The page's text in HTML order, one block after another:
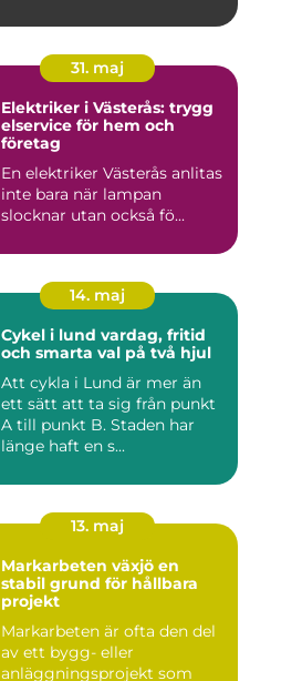
31. maj
Elektriker i Västerås: trygg
elservice för hem och
företag
En elektriker Västerås anlitas
inte bara när lampan
slocknar utan också fö...
14. maj
Cykel i lund vardag, fritid
och smarta val på två hjul
Att cykla i Lund är mer än
ett sätt att ta sig från punkt
A till punkt B. Staden har
länge haft en s...
13. maj
Markarbeten växjö en
stabil grund för hållbara
projekt
Markarbeten är ofta den del
av ett bygg- eller
anläggningsprojekt som